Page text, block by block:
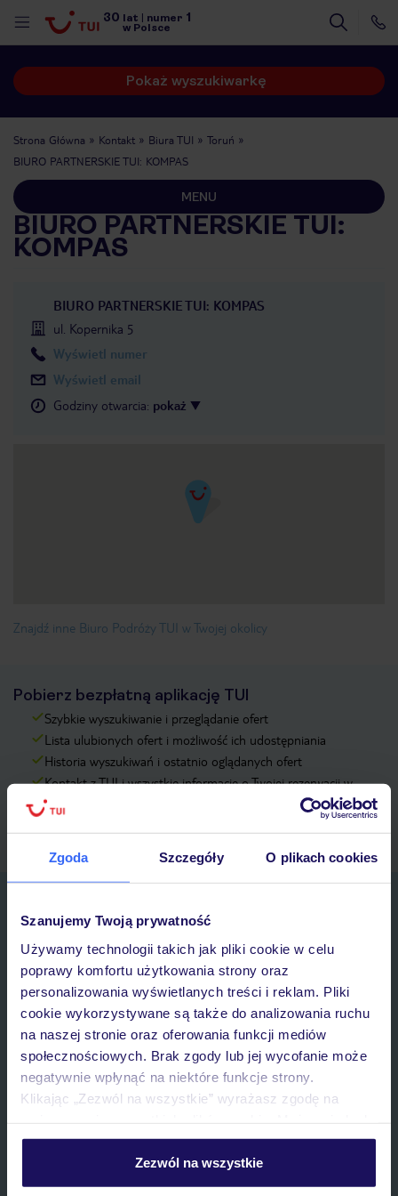
Zgoda Szczegóły O plikach cookies
Szanujemy Twoją prywatność
Używamy technologii takich jak pliki cookie w celu
poprawy komfortu użytkowania strony oraz
personalizowania wyświetlanych treści i reklam. Pliki
cookie wykorzystywane są także do analizowania ruchu
na naszej stronie oraz oferowania funkcji mediów
społecznościowych. Brak zgody lub jej wycofanie może
negatywnie wpłynąć na niektóre funkcje strony.
Klikając „Zezwól na wszystkie” wyrażasz zgodę na
personalizować swój wybór wchodząc w zakładkę
Szczegółowe informacje o plikach cookie znajdziesz
Zezwól na wszystkie
30 lat numer 1
w Polsce
Pokaż wyszukiwarkę
Strona Główna Kontakt Biura TUI
Toruń
BIURO PARTNERSKIE TUI: KOMPAS
MENU
BIURO PARTNERSKIE TUI:
KOMPAS
BIURO PARTNERSKIE TUI: KOMPAS
ul. Kopernika 5
Wyświetl numer
Wyświetl email
Godziny otwarcia: pokaż
Znajdź inne Biuro Podróży TUI w Twojej okolicy
Pobierz bezpłatną aplikację TUI
Szybkie wyszukiwanie i przeglądanie ofert
Lista ulubionych ofert i możliwość ich udostępniania
Historia wyszukiwań i ostatnio oglądanych ofert
Kontakt z TUI i wszystkie informacje o Twojej rezerwacji w
myTUI
IMIĘ*
Wyrażam zgodę na przetwarzanie danych osobowych przez TUI
Poland Sp. z o.o. i TUI Poland Dystrybucja Sp. z o.o. w celach
marketingowych, w zakresie oraz celu wskazanym w
przetwarzaniu danych osobowych”
, poprzez elektroniczną formę
komunikacji (e-mail), także z użyciem tzw. automatycznych
Zapisz się